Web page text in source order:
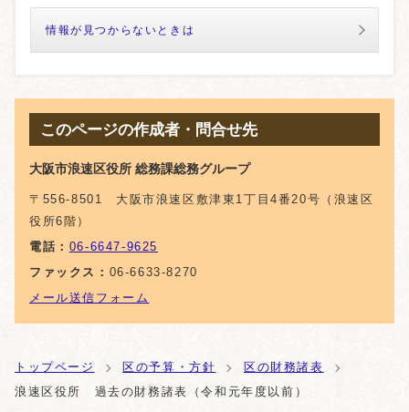
情報が見つからないときは
このページの作成者・問合せ先
大阪市浪速区役所 総務課総務グループ
〒556-8501 大阪市浪速区敷津東1丁目4番20号（浪速区
役所6階）
電話： 06-6647-9625
ファックス： 06-6633-8270
メール送信フォーム
トップページ 区の予算・方針
区の財務諸表
浪速区役所 過去の財務諸表（令和元年度以前）